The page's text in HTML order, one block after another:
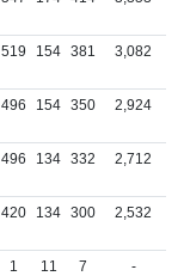
519 154 381 3,082
496 154 350 2,924
496 134 332 2,712
420 134 300 2,532
1 11 7 -